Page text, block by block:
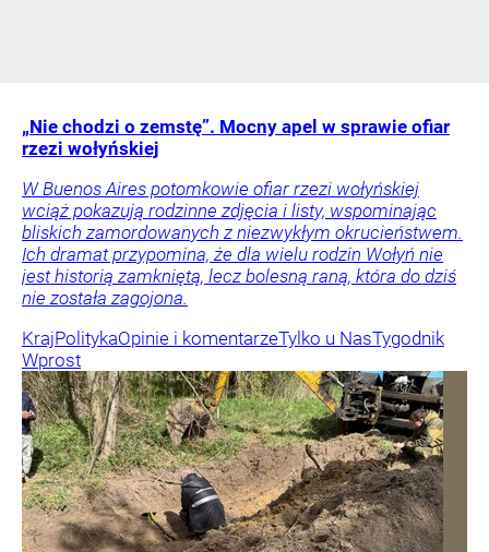
„Nie chodzi o zemstę”. Mocny apel w sprawie ofiar
rzezi wołyńskiej
W Buenos Aires potomkowie ofiar rzezi wołyńskiej
wciąż pokazują rodzinne zdjęcia i listy, wspominając
bliskich zamordowanych z niezwykłym okrucieństwem.
Ich dramat przypomina, że dla wielu rodzin Wołyń nie
jest historią zamkniętą, lecz bolesną raną, która do dziś
nie została zagojona.
KrajPolitykaOpinie i komentarzeTylko u NasTygodnik
Wprost